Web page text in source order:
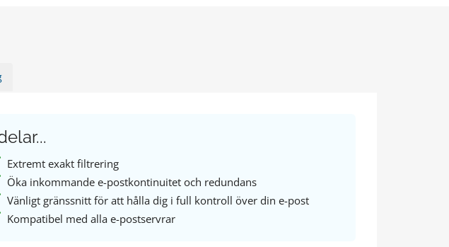
Extremt exakt filtrering
Öka inkommande e-postkontinuitet och redundans
Vänligt gränssnitt för att hålla dig i full kontroll över din e-post
Kompatibel med alla e-postservrar